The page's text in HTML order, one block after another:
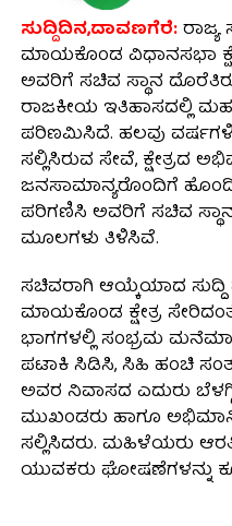
ಸುದ್ದಿದಿನ,ದಾವಣಗೆರೆ:
ಮಾಯಕೊಂಡ ವಿಧಾನಸಭಾ
ಅವರಿಗೆ ಸಚಿವ ಸ್ಥಾನ
ರಾಜಕೀಯ ಇತಿಹಾಸದಲ್ಲಿ
ಪರಿಣಮಿಸಿದೆ. ಹಲವು
ಸಲ್ಲಿಸಿರುವ ಸೇವೆ, ಕ್ಷೇತ್ರದ
ಜನಸಾಮಾನ್ಯರೊಂದಿಗೆ
ಪರಿಗಣಿಸಿ ಅವರಿಗೆ ಸಚಿವ
ಮೂಲಗಳು ತಿಳಿಸಿವೆ.
ಸಚಿವರಾಗಿ ಆಯ್ಕೆಯಾದ ಸುದ್ದಿ
ಮಾಯಕೊಂಡ ಕ್ಷೇತ್ರ
ಭಾಗಗಳಲ್ಲಿ ಸಂಭ್ರಮ
ಪಟಾಕಿ ಸಿಡಿಸಿ, ಸಿಹಿ ಹಂಚಿ
ಅವರ ನಿವಾಸದ ಎದುರು
ಮುಖಂಡರು ಹಾಗೂ
ಸಲ್ಲಿಸಿದರು. ಮಹಿಳೆಯರು
ಯುವಕರು ಘೋಷಣೆಗಳನ್ನು